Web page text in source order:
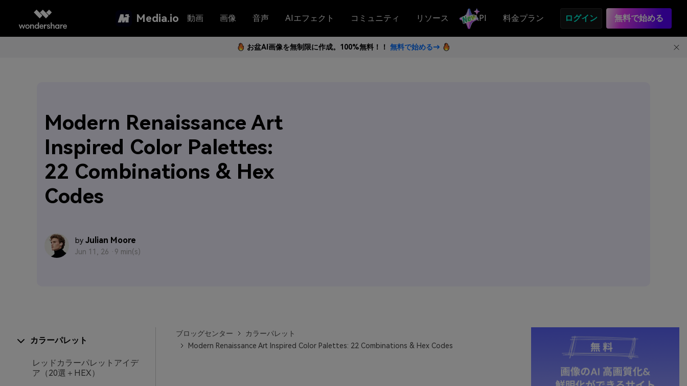
Media.io 動画 画像 音声 AIエフェクト コミュニティ リソース API 料金プラン ログイン 無料で始める
お盆AI画像を無制限に作成。100%無料！！ 無料で始める→
Modern Renaissance Art
Inspired Color Palettes:
22 Combinations & Hex
Codes
by Julian Moore
Jun 11, 26 · 9 min(s)
カラーパレット
レッドカラーパレットアイデ
ア（20選＋HEX）
ブロッグセンター
カラーパレット
Modern Renaissance Art Inspired Color Palettes: 22 Combinations & Hex Codes